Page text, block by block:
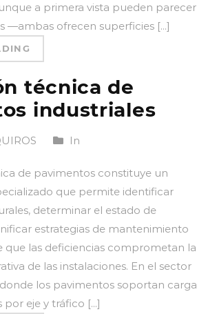
a primera vista pueden parecer
—ambas ofrecen superficies [...]
técnica de
industriales
In
de pavimentos constituye un
que permite identificar
determinar el estado de
estrategias de mantenimiento
que las deficiencias comprometan la
de las instalaciones. En el sector
los pavimentos soportan
eje y tráfico [...]